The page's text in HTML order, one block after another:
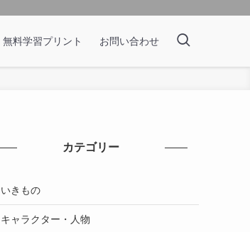
無料学習プリント お問い合わせ
カテゴリー
いきもの
キャラクター・人物